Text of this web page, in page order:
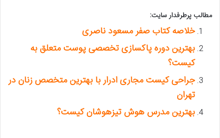
مطالب پرطرفدار سایت:
خلاصه کتاب صفر مسعود ناصری
بهترین دوره پاکسازی تخصصی پوست متعلق به
کیست؟
جراحی کیست مجاری ادرار با بهترین متخصص زنان در
تهران
بهترین مدرس هوش تیزهوشان کیست؟